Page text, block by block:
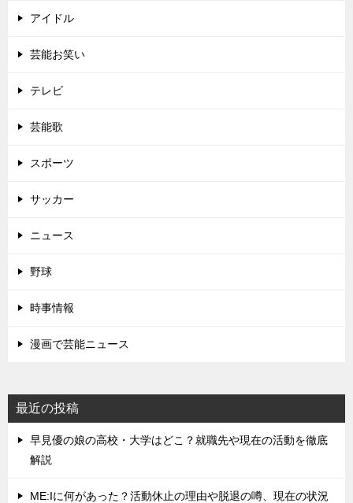
アイドル
芸能お笑い
テレビ
芸能歌
スポーツ
サッカー
ニュース
野球
時事情報
漫画で芸能ニュース
最近の投稿
早見優の娘の高校・大学はどこ？就職先や現在の活動を徹底
解説
ME:Iに何があった？活動休止の理由や脱退の噂、現在の状況